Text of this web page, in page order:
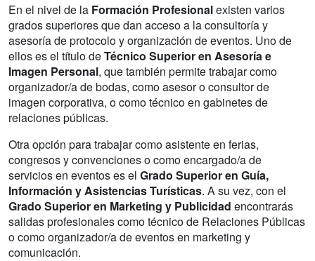
En el nivel de la Formación Profesionalexisten varios
grados superiores que dan acceso a la consultoría y
asesoría de protocolo y organización de eventos. Uno de
ellos es el título deTécnico Superior en Asesoría e
Imagen Personal, que también permite trabajar como
organizador/a de bodas, como asesor o consultor de
imagen corporativa, o como técnico en gabinetes de
relaciones públicas.
Otra opción para trabajar como asistente en ferias,
congresos y convenciones o como encargado/a de
servicios en eventos es el Grado Superior en Guía,
Información y Asistencias Turísticas. A su vez, con el
Grado Superior en Marketing y Publicidad encontrarás
salidas profesionales como técnico de Relaciones Públicas
o como organizador/a de eventos en marketing y
comunicación.